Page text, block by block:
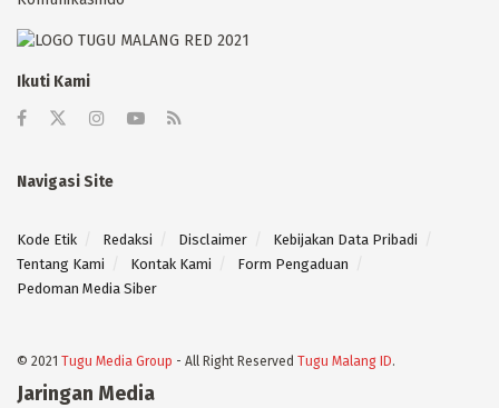
Ikuti Kami
Navigasi Site
Kode Etik Redaksi Disclaimer
Kebijakan Data Pribadi
Tentang Kami
Kontak Kami
Form Pengaduan
Pedoman Media Siber
© 2021 Tugu Media Group - All Right Reserved Tugu Malang ID.
Jaringan Media